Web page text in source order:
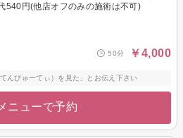
540円(他店オフのみの施術は不可)
50分 ￥4,000
んびゅーてぃ）を見た」とお伝え下さい
ニューで予約